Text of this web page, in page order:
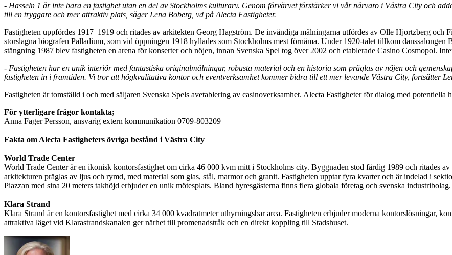
- Hasseln 1 är inte bara en fastighet utan en del av Stockholms kulturarv. Genom förvärvet förstärker vi vår närvaro i Västra City och
till en tryggare och mer attraktiv plats, säger Lena Boberg, vd på Alecta Fastigheter.
Fastigheten uppfördes 1917–1919 och ritades av arkitekten Georg Hagström. De invändiga målningarna utfördes av Olle Hjortzberg och
storslagna biografen Palladium, som vid öppningen 1918 hyllades som Stockholms mest förnäma. Under 1920-talet tillkom
stängning 1987 blev fastigheten en arena för konserter och nöjen, innan Svenska Spel tog över 2002 och etablerade Casino Cosmopol.
- Fastigheten har en unik interiör med fantastiska originalmålningar, robusta material och en historia som präglas av nöjen och
fastigheten in i framtiden. Vi tror att högkvalitativa kontor och eventverksamhet kommer bidra till ett mer levande Västra City, fortsätter
Fastigheten är tomställd i och med säljaren Svenska Spels avetablering av casinoverksamhet. Alecta Fastigheter för dialog med potentiella
För ytterligare frågor kontakta;
Anna Fager Persson, ansvarig extern kommunikation 0709-803209
Fakta om Alecta Fastigheters övriga bestånd i Västra City
World Trade Center
World Trade Center är en ikonisk kontorsfastighet om cirka 46 000 kvm mitt i Stockholms city. Byggnaden stod färdig 1989 och ritades
arkitekturen präglas av ljus och rymd, med material som glas, stål, marmor och granit. Fastigheten upptar fyra kvarter och är indelad i
Piazzan med sina 20 meters takhöjd erbjuder en unik mötesplats. Bland hyresgästerna finns flera globala företag och svenska industribolag.
Klara Strand
Klara Strand är en kontorsfastighet med cirka 34 000 kvadratmeter uthyrningsbar area. Fastigheten erbjuder moderna kontorslösningar,
attraktiva läget vid Klarastrandskanalen ger närhet till promenadstråk och en direkt koppling till Stadshuset.